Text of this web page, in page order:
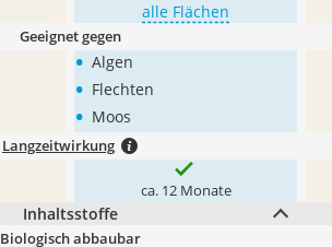
alle Flächen
Geeignet gegen
• Algen
• Flechten
• Moos
Langzeitwirkung
ca. 12 Monate
Inhaltsstoffe
Biologisch abbaubar